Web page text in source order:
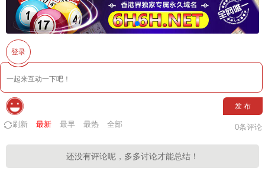
登录
发 布
刷新 最新 最早 最热 全部 0条评论
还没有评论呢，多多讨论才能总结！